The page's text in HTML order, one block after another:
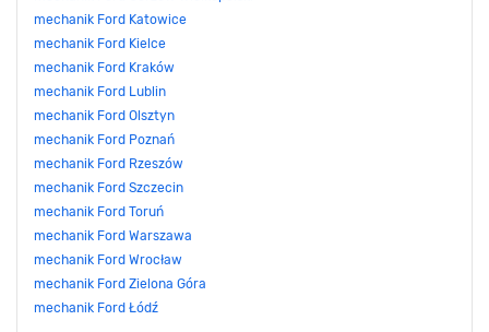
mechanik Ford Katowice
mechanik Ford Kielce
mechanik Ford Kraków
mechanik Ford Lublin
mechanik Ford Olsztyn
mechanik Ford Poznań
mechanik Ford Rzeszów
mechanik Ford Szczecin
mechanik Ford Toruń
mechanik Ford Warszawa
mechanik Ford Wrocław
mechanik Ford Zielona Góra
mechanik Ford Łódź